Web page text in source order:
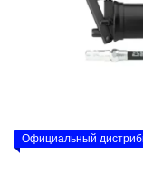
Официальный